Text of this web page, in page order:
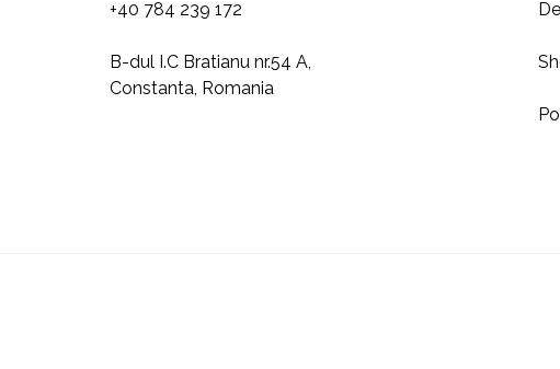
+40 784 239 172
B-dul I.C Bratianu nr.54 A,
Constanta, Romania